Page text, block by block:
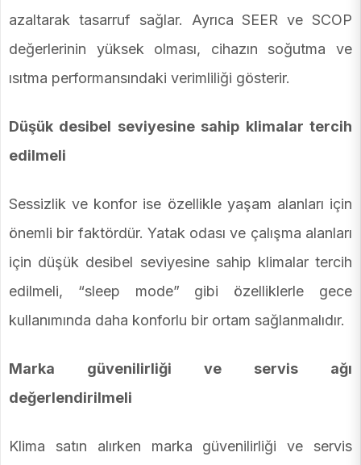
azaltarak tasarruf sağlar. Ayrıca SEER ve SCOP
değerlerinin yüksek olması, cihazın soğutma ve
ısıtma performansındaki verimliliği gösterir.
Düşük desibel seviyesine sahip klimalar tercih
edilmeli
Sessizlik ve konfor ise özellikle yaşam alanları için
önemli bir faktördür. Yatak odası ve çalışma alanları
için düşük desibel seviyesine sahip klimalar tercih
edilmeli, “sleep mode” gibi özelliklerle gece
kullanımında daha konforlu bir ortam sağlanmalıdır.
Marka güvenilirliği ve servis ağı
değerlendirilmeli
Klima satın alırken marka güvenilirliği ve servis